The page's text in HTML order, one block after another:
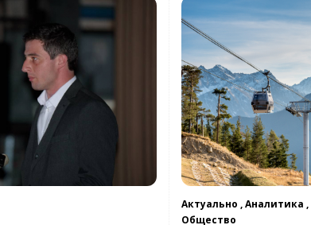
Актуально ,Аналитика ,
Общество